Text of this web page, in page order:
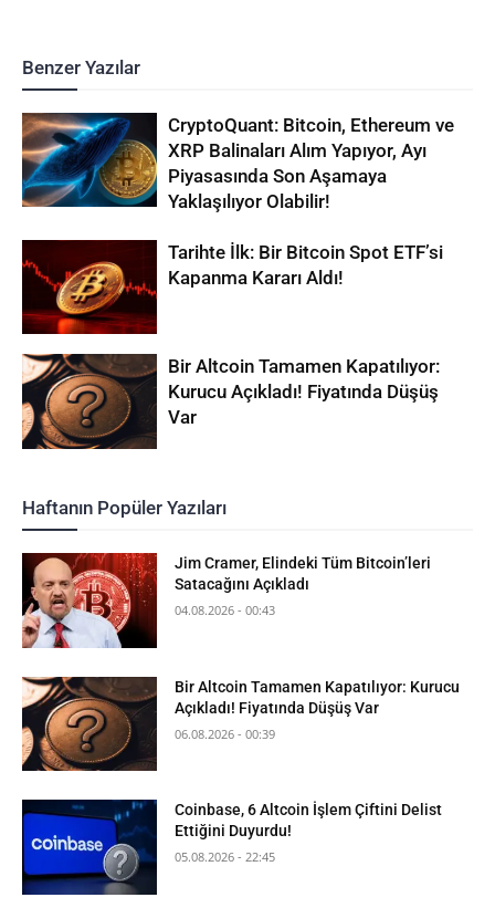
Benzer Yazılar
CryptoQuant: Bitcoin, Ethereum ve
XRP Balinaları Alım Yapıyor, Ayı
Piyasasında Son Aşamaya
Yaklaşılıyor Olabilir!
Tarihte İlk: Bir Bitcoin Spot ETF’si
Kapanma Kararı Aldı!
Bir Altcoin Tamamen Kapatılıyor:
Kurucu Açıkladı! Fiyatında Düşüş
Var
Haftanın Popüler Yazıları
Jim Cramer, Elindeki Tüm Bitcoin’leri
Satacağını Açıkladı
04.08.2026 - 00:43
Bir Altcoin Tamamen Kapatılıyor: Kurucu
Açıkladı! Fiyatında Düşüş Var
06.08.2026 - 00:39
Coinbase, 6 Altcoin İşlem Çiftini Delist
Ettiğini Duyurdu!
05.08.2026 - 22:45